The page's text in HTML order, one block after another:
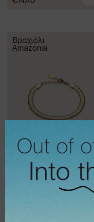
Βραχιόλι
Amazonia
16,00